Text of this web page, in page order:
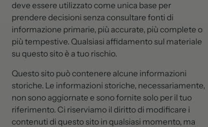
deve essere utilizzato come unica base per
prendere decisioni senza consultare fonti di
informazione primarie, più accurate, più complete o
più tempestive. Qualsiasi affidamento sul materiale
su questo sito è a tuo rischio.
Questo sito può contenere alcune informazioni
storiche. Le informazioni storiche, necessariamente,
non sono aggiornate e sono fornite solo per il tuo
riferimento. Ci riserviamo il diritto di modificare i
contenuti di questo sito in qualsiasi momento, ma